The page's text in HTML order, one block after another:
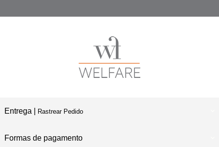
Entrega | Rastrear Pedido
Formas de pagamento